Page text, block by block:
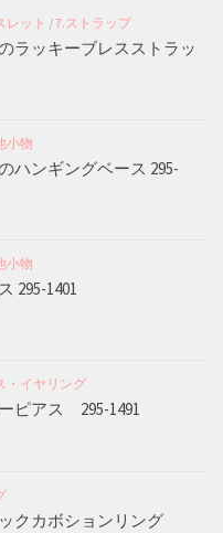
レット /7.ストラップ
ラッキーブレスストラッ
小物
ハンギングベース 295-
小物
295-1401
・イヤリング
ピアス 295-1491
クカボションリング